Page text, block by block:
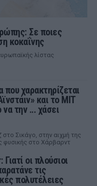
Σε ποιες
κοκαΐνης
λίστας
που χαρακτηρίζεται
και το MIT
να την ... χάσει
Σικάγο, στην αιχμή της
φυσικής στο Χάρβαρντ
οι πλούσιοι
τις
πολυτέλειες